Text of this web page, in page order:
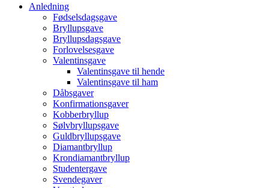
Anledning
Fødselsdagsgave
Bryllupsgave
Bryllupsdagsgave
Forlovelsesgave
Valentinsgave
Valentinsgave til hende
Valentinsgave til ham
Dåbsgaver
Konfirmationsgaver
Kobberbryllup
Sølvbryllupsgave
Guldbryllupsgave
Diamantbryllup
Krondiamantbryllup
Studentergave
Svendegaver